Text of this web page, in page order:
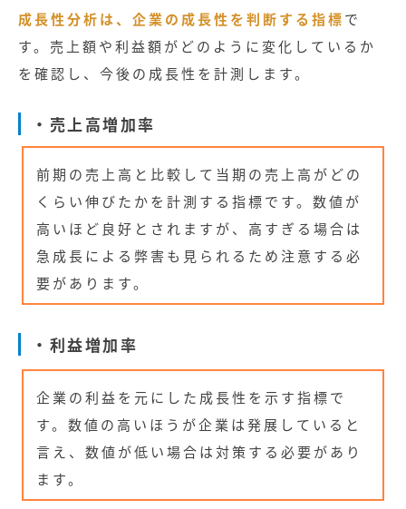
成長性分析は、企業の成長性を判断する指標で
す。売上額や利益額がどのように変化しているか
を確認し、今後の成長性を計測します。
・売上高増加率
前期の売上高と比較して当期の売上高がどの
くらい伸びたかを計測する指標です。数値が
高いほど良好とされますが、高すぎる場合は
急成長による弊害も見られるため注意する必
要があります。
・利益増加率
企業の利益を元にした成長性を示す指標で
す。数値の高いほうが企業は発展していると
言え、数値が低い場合は対策する必要があり
ます。